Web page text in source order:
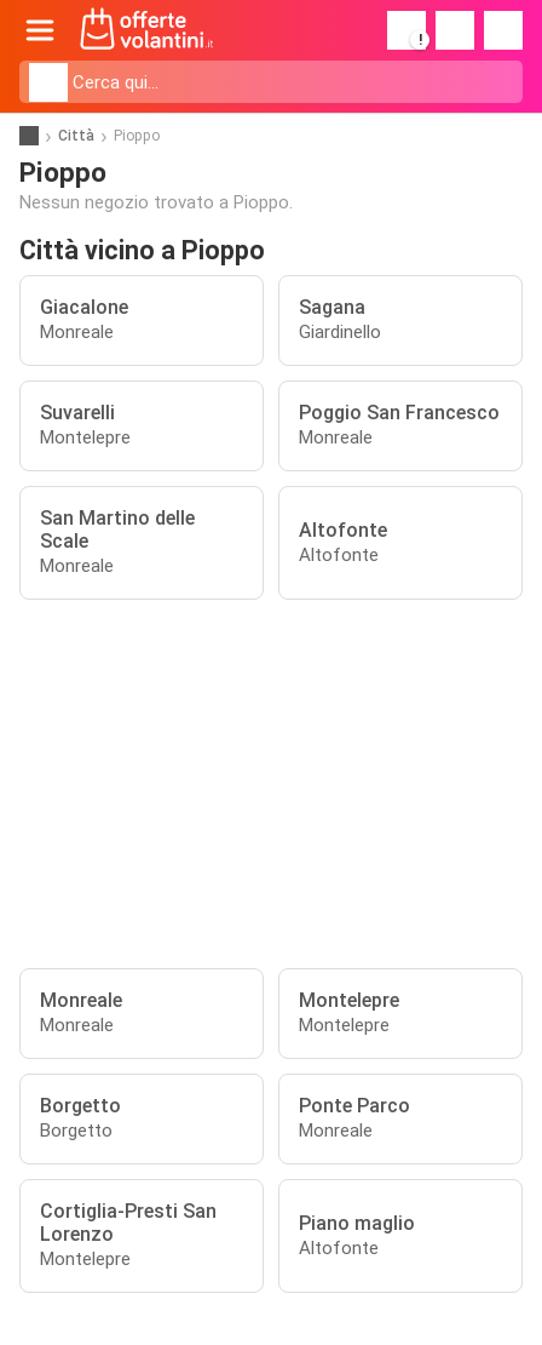
!
Città Pioppo
Pioppo
Nessun negozio trovato a Pioppo.
Città vicino a Pioppo
Giacalone
Monreale
Sagana
Giardinello
Suvarelli
Montelepre
Poggio San Francesco
Monreale
San Martino delle
Scale
Monreale
Altofonte
Altofonte
Monreale
Monreale
Montelepre
Montelepre
Borgetto
Borgetto
Ponte Parco
Monreale
Cortiglia-Presti San
Lorenzo
Montelepre
Piano maglio
Altofonte